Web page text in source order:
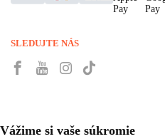
SLEDUJTE NÁS
Vážime si vaše súkromie